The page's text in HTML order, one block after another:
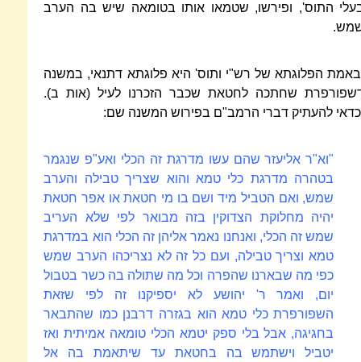
התוס', ופירשו, שטמאו אותו בטומאה שיש בה הערב
הפלוגתא של רש"י ותוס' היא פלוגתא דתנאי, במשנה
שחתכה לחטאת שכבר הזכרנו לעיל (אות ב).
להעתיק דברי הרמב"ם בפירוש המשנה שם:
"וא"ר אליעזר שהם עשו מדרגת זה הכלי ואע"פ שנגמר
בטהרה מדרגת כלי טמא והוא שצריך טבילה והערב
שמש, ואם הטביל מיד ושם בו מי חטאת או אפר חטאת
יהיה מחלוקת הצדוקין בזה מבואר לפי שלא העריב
שמש זה הכלי, ואנחנו נאמר אליהן זה הכלי הוא במדרגת
טמא וצריך טבילה, ועם כל זה לא נצריכהו הערב שמש
כפי מה שבארנו שהפרה וכל מה שתולה בה כשר בטבול
יום, ואמר ר' יהושעלא יספיקנו זה לפי שזאת
השפורפרת כלי טמא הוא בגזרה דרבנן כמו שהתבאר
בחגיגה, אבל בלי ספק יטמא הכלי טומאה אמיתית ואז
יטביל וישתמש בה בחטאת עד שיתאמת בה אל